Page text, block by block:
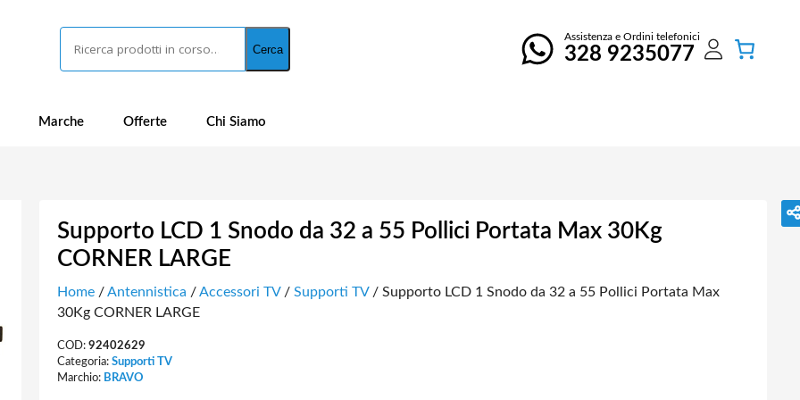
Cerca
Assistenza e Ordini telefonici
328 9235077
Marche Offerte Chi Siamo
Supporto LCD 1 Snodo da 32 a 55 Pollici Portata Max 30Kg
CORNER LARGE
Home/Antennistica /Accessori TV/ Supporti TV/ Supporto LCD 1 Snodo da 32 a 55 Pollici Portata Max
30Kg CORNER LARGE
COD: 92402629
Categoria: Supporti TV
Marchio: BRAVO